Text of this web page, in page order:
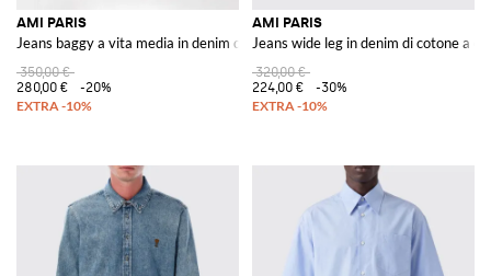
AMI PARIS
Jeans baggy a vita media in denim di cotone con cuciture a contrasto
350,00 €
280,00 €
-20%
AMI PARIS
Jeans wide leg in denim di cotone a
320,00 €
224,00 €
-30%